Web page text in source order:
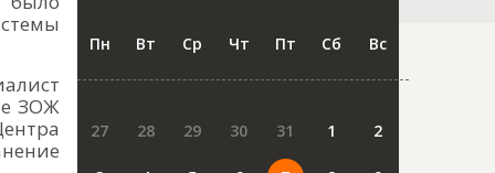
ЗОЖ
Пн Вт Ср Чт Пт Сб Вс
27 28 29 30 31 1 2